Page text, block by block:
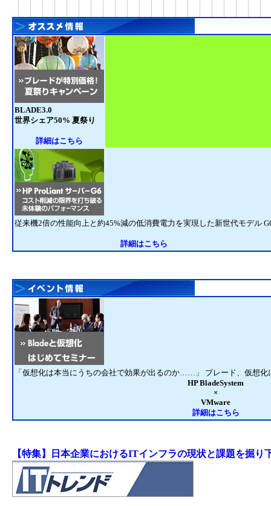
BLADE3.0
世界シェア50% 夏祭り
詳細はこちら
従来機2倍の性能向上と約45%減の低消費電力を実現した新世代モデル
詳細はこちら
「仮想化は本当にうちの会社で効果が出るのか……」 ブレード、仮想
HP BladeSystem
×
VMware
詳細はこちら
【特集】日本企業におけるITインフラの現状と課題を掘り